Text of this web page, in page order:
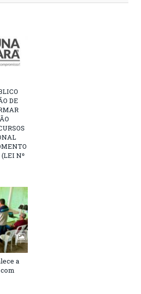
DE
Nº
a